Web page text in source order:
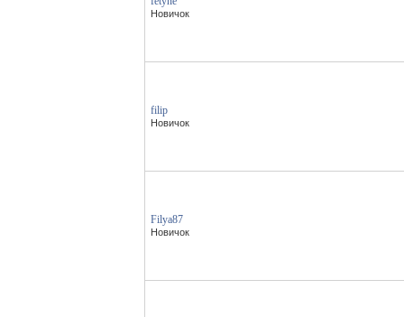
Новичок
filip
Новичок
Filya87
Новичок